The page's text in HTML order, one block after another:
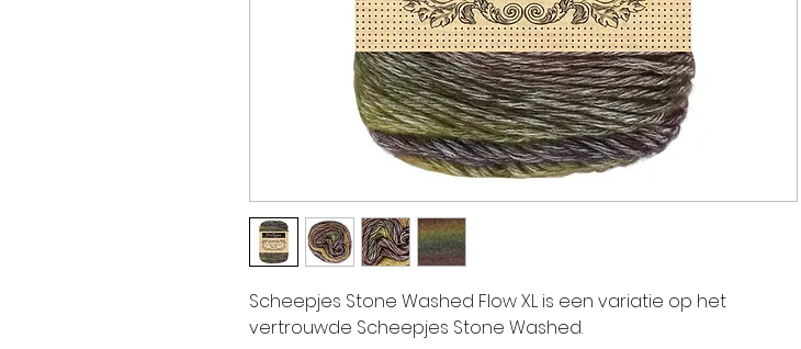
Scheepjes Stone Washed Flow XL is een variatie op het
vertrouwde Scheepjes Stone Washed.